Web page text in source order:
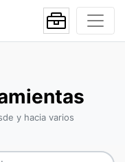
y hacia varios